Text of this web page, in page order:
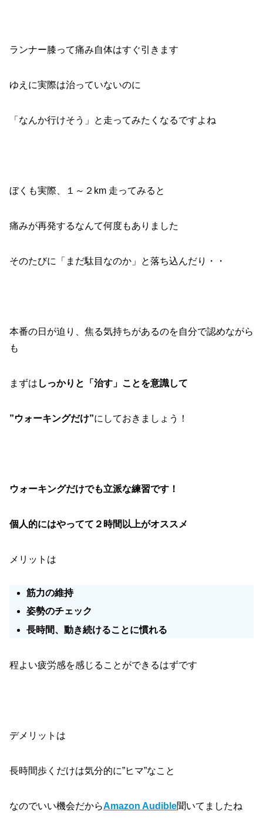
ランナー膝って痛み自体はすぐ引きます
ゆえに実際は治っていないのに
「なんか行けそう」と走ってみたくなるですよね
ぼくも実際、１～２km 走ってみると
痛みが再発するなんて何度もありました
そのたびに「まだ駄目なのか」と落ち込んだり・・
本番の日が迫り、焦る気持ちがあるのを自分で認めながら
も
まずは しっかりと「治す」ことを意識して
”ウォーキングだけ”にしておきましょう！
ウォーキングだけでも立派な練習です！
個人的にはやってて２時間以上がオススメ
メリットは
筋力の維持
姿勢のチェック
長時間、動き続けることに慣れる
程よい疲労感を感じることができるはずです
デメリットは
長時間歩くだけは気分的に”ヒマ”なこと
なのでいい機会だからAmazon Audible聞いてましたね